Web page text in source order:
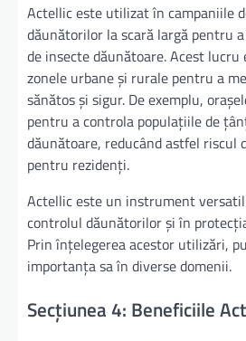
Actellic este utilizat în campaniile
dăunătorilor la scară largă pentru
de insecte dăunătoare. Acest
zonele urbane și rurale pentru a
sănătos și sigur. De exemplu,
pentru a controla populațiile de
dăunătoare, reducând astfel riscul
pentru rezidenți.
Actellic este un instrument
controlul dăunătorilor și în
Prin înțelegerea acestor utilizări,
importanța sa în diverse domenii.
Secțiunea 4: Beneficiile